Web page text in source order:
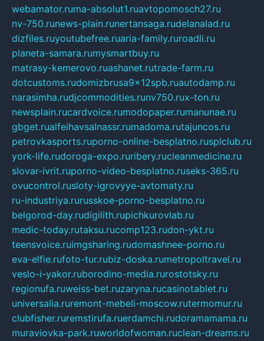
webamator.ruma-absolut1.ruavtopomosch27.ru
nv-750.runews-plain.runertansaga.rudelanalad.ru
dizfiles.ruyoutubefree.ruaria-family.ruroadli.ru
planeta-samara.rumysmartbuy.ru
matrasy-kemerovo.ruashanet.rutrade-farm.ru
dotcustoms.rudomizbrusa9x12spb.ruautodamp.ru
narasimha.rudjcommodities.runv750.rux-ton.ru
newsplain.rucardvoice.rumodopaper.rumanunae.ru
gbget.rualfeihavsalnassr.rumadoma.rutajuncos.ru
petrovkasports.ruporno-online-besplatno.rusplclub.ru
york-life.rudoroga-expo.ruribery.rucleanmedicine.ru
slovar-ivrit.ruporno-video-besplatno.ruseks-365.ru
ovucontrol.rusloty-igrovyye-avtomaty.ru
ru-industriya.rurusskoe-porno-besplatno.ru
belgorod-day.rudigilith.rupichkurovlab.ru
medic-today.rutaksu.rucomp123.rudon-ykt.ru
teensvoice.ruimgsharing.rudomashnee-porno.ru
eva-elfie.rufoto-tur.rubiz-doska.rumetropoltravel.ru
veslo-i-yakor.ruborodino-media.rurostotsky.ru
regionufa.ruweiss-bet.ruzaryna.rucasinotablet.ru
universalia.ruremont-mebeli-moscow.rutermomur.ru
clubfisher.ruremstirufa.ruerdamchi.rudoramamama.ru
muraviovka-park.ruworldofwoman.ruclean-dreams.ru